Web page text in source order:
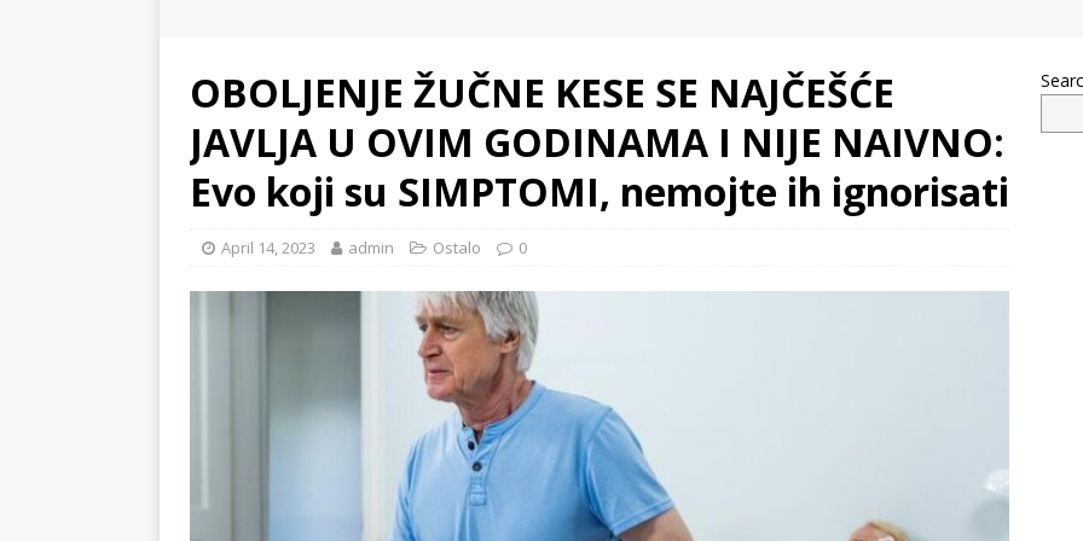
OBOLJENJE ŽUČNE KESE SE NAJČEŠĆE
JAVLJA U OVIM GODINAMA I NIJE NAIVNO:
Evo koji su SIMPTOMI, nemojte ih ignorisati
April 14, 2023 admin Ostalo 0